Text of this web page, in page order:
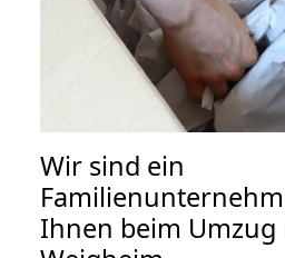
Wir sind ein
Ihnen beim Umzug